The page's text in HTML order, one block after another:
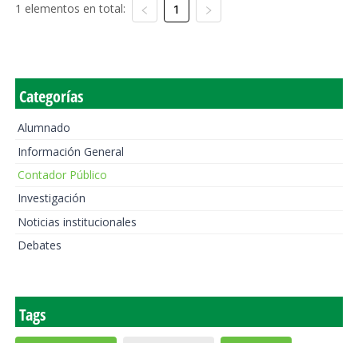
1 elementos en total: 1
Categorías
Alumnado
Información General
Contador Público
Investigación
Noticias institucionales
Debates
Tags